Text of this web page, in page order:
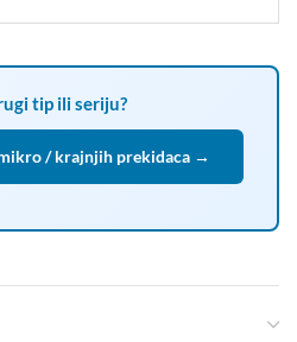
tip ili seriju?
/ krajnjih prekidaca →